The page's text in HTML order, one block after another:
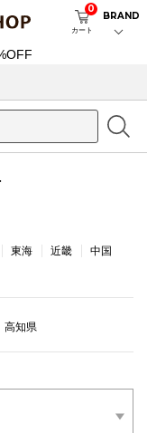
カート
0
BRAND
東海 近畿
中国
高知県